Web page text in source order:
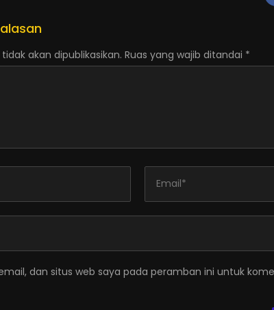
akan dipublikasikan. Ruas yang wajib ditandai *
dan situs web saya pada peramban ini untuk